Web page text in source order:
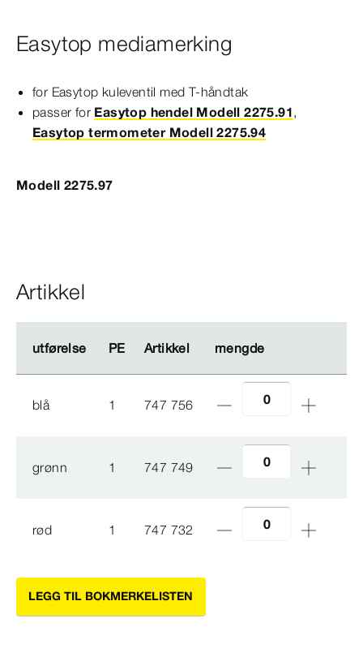
Easytop mediamerking
for Easytop kuleventil med T-​håndtak
passer for Easytop hendel Modell 2275.91,
Easytop termometer Modell 2275.94
Modell 2275.97
Artikkel
utførelse PE Artikkel mengde
utførelse PE Artikkel mengde
blå 1 747 756
grønn 1 747 749
rød 1 747 732
LEGG TIL BOKMERKELISTEN